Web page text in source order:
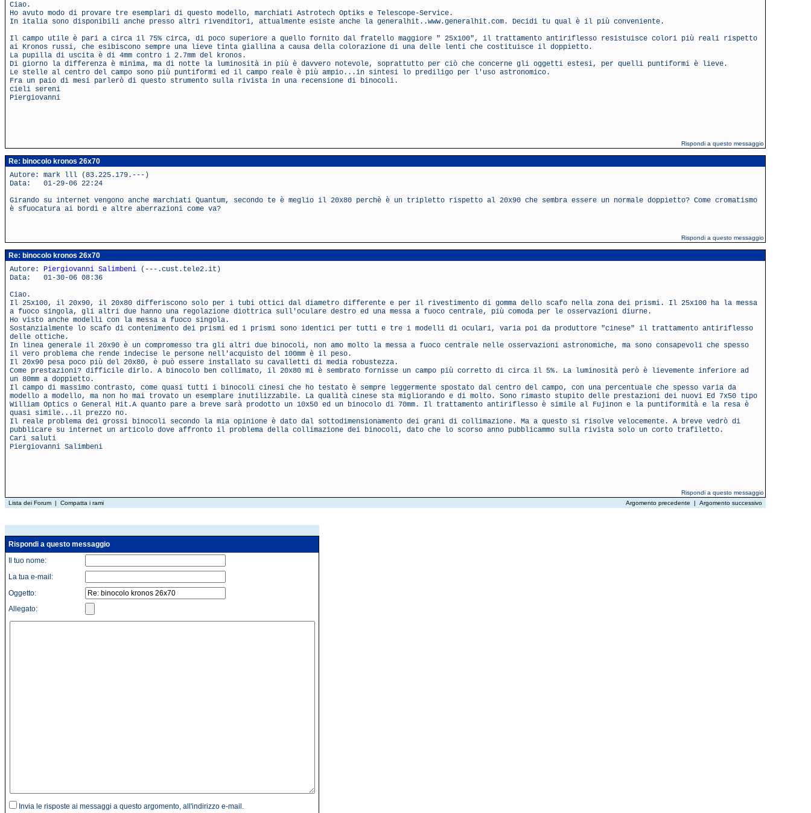
Ciao.
Ho avuto modo di provare tre esemplari di questo modello, marchiati Astrotech Optiks e Telescope-Service.
In italia sono disponibili anche presso altri rivenditori, attualmente esiste anche la generalhit..www.generalhit.com. Decidi tu qual è il più conveniente.
Il campo utile è pari a circa il 75% circa, di poco superiore a quello fornito dal fratello maggiore " 25x100", il trattamento antiriflesso resistuisce colori più reali rispetto
ai Kronos russi, che esibiscono sempre una lieve tinta giallina a causa della colorazione di una delle lenti che costituisce il doppietto.
La pupilla di uscita è di 4mm contro i 2.7mm del kronos.
Di giorno la differenza è minima, ma di notte la luminosità in più è davvero notevole, soprattutto per ciò che concerne gli oggetti estesi, per quelli puntiformi è lieve.
Le stelle al centro del campo sono più puntiformi ed il campo reale è più ampio...in sintesi lo prediligo per l'uso astronomico.
Fra un paio di mesi parlerò di questo strumento sulla rivista in una recensione di binocoli.
cieli sereni
Piergiovanni
Rispondi a questo messaggio
Re: binocolo kronos 26x70
Autore: mark lll (83.225.179.---)
Data: 01-29-06 22:24
Girando su internet vengono anche marchiati Quantum, secondo te è meglio il 20x80 perchè è un tripletto rispetto al 20x90 che sembra essere un normale doppietto? Come cromatismo
è sfuocatura ai bordi e altre aberrazioni come va?
Rispondi a questo messaggio
Re: binocolo kronos 26x70
Autore: Piergiovanni Salimbeni (---.cust.tele2.it)
Data: 01-30-06 08:36
Ciao.
Il 25x100, il 20x90, il 20x80 differiscono solo per i tubi ottici dal diametro differente e per il rivestimento di gomma dello scafo nella zona dei prismi. Il 25x100 ha la messa
a fuoco singola, gli altri due hanno una regolazione diottrica sull'oculare destro ed una messa a fuoco centrale, più comoda per le osservazioni diurne.
Ho visto anche modelli con la messa a fuoco singola.
Sostanzialmente lo scafo di contenimento dei prismi ed i prismi sono identici per tutti e tre i modelli di oculari, varia poi da produttore "cinese" il trattamento antiriflesso
delle ottiche.
In linea generale il 20x90 è un compromesso tra gli altri due binocoli, non amo molto la messa a fuoco centrale nelle osservazioni astronomiche, ma sono consapevoli che spesso
il vero problema che rende indecise le persone nell'acquisto del 100mm è il peso.
Il 20x90 pesa poco più del 20x80, è può essere installato su cavalletti di media robustezza.
Come prestazioni? difficile dirlo. A binocolo ben collimato, il 20x80 mi è sembrato fornisse un campo più corretto di circa il 5%. La luminosità però è lievemente inferiore ad
un 80mm a doppietto.
Il campo di massimo contrasto, come quasi tutti i binocoli cinesi che ho testato è sempre leggermente spostato dal centro del campo, con una percentuale che spesso varia da
modello a modello, ma non ho mai trovato un esemplare inutilizzabile. La qualità cinese sta migliorando e di molto. Sono rimasto stupito delle prestazioni dei nuovi Ed 7x50 tipo
William Optics o General Hit.A quanto pare a breve sarà prodotto un 10x50 ed un binocolo di 70mm. Il trattamento antiriflesso è simile al Fujinon e la puntiformità e la resa è
quasi simile...il prezzo no.
Il reale problema dei grossi binocoli secondo la mia opinione è dato dal sottodimensionamento dei grani di collimazione. Ma a questo si risolve velocemente. A breve vedrò di
pubblicare su internet un articolo dove affronto il problema della collimazione dei binocoli, dato che lo scorso anno pubblicammo sulla rivista solo un corto trafiletto.
Cari saluti
Piergiovanni Salimbeni
Rispondi a questo messaggio
Lista dei Forum | Compatta i rami Argomento precedente | Argomento successivo
Rispondi a questo messaggio
Il tuo nome:
La tua e-mail:
Oggetto:
Allegato:
Invia le risposte ai messaggi a questo argomento, all'indirizzo e-mail.